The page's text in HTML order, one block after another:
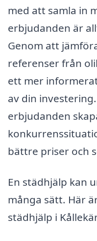
med att samla in
erbjudanden är
Genom att
referenser från
ett mer
av din
erbjudanden
bättre priser och
En städhjälp kan
många sätt. Här
städhjälp i